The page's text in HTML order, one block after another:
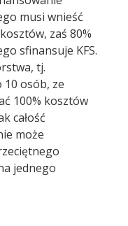
musi wnieść
zaś 80%
sfinansuje KFS.
tj.
osób, ze
100% kosztów
całość
może
jednego